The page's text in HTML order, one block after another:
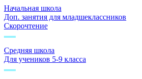
Начальная школа
Доп. занятия для младшеклассников
Скорочтение
Средняя школа
Для учеников 5-9 класса